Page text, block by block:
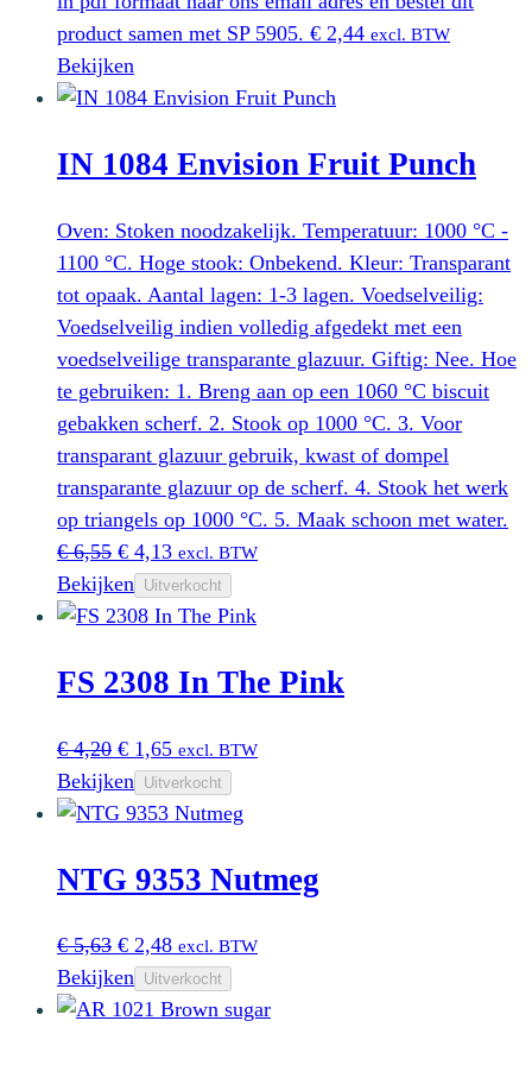
product samen met SP 5905. € 2,44 excl. BTW
Bekijken
IN 1084 Envision Fruit Punch
Oven: Stoken noodzakelijk. Temperatuur: 1000 °C -
1100 °C. Hoge stook: Onbekend. Kleur: Transparant
tot opaak. Aantal lagen: 1-3 lagen. Voedselveilig:
Voedselveilig indien volledig afgedekt met een
voedselveilige transparante glazuur. Giftig: Nee. Hoe
te gebruiken: 1. Breng aan op een 1060 °C biscuit
gebakken scherf. 2. Stook op 1000 °C. 3. Voor
transparant glazuur gebruik, kwast of dompel
transparante glazuur op de scherf. 4. Stook het werk
op triangels op 1000 °C. 5. Maak schoon met water.
€6,55 Oorspronkelijke
prijs
was:
€ 4,13Huidige
prijs
is:
excl. BTW
Bekijken Uitverkocht
FS 2308 In The Pink
€4,20 Oorspronkelijke
prijs
was:
€ 1,65Huidige
prijs
is:
excl. BTW
Bekijken Uitverkocht
NTG 9353 Nutmeg
€5,63 Oorspronkelijke
prijs
was:
€ 2,48Huidige
prijs
is:
excl. BTW
Bekijken Uitverkocht